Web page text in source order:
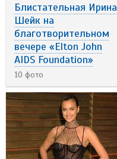
Блистательная Ирина
Шейк на
благотворительном
вечере «Elton John
AIDS Foundation»
10 фото